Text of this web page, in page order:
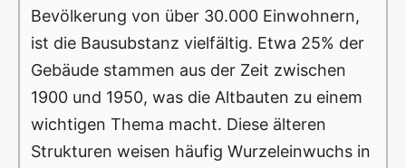
Bevölkerung von über 30.000 Einwohnern,
ist die Bausubstanz vielfältig. Etwa 25% der
Gebäude stammen aus der Zeit zwischen
1900 und 1950, was die Altbauten zu einem
wichtigen Thema macht. Diese älteren
Strukturen weisen häufig Wurzeleinwuchs in